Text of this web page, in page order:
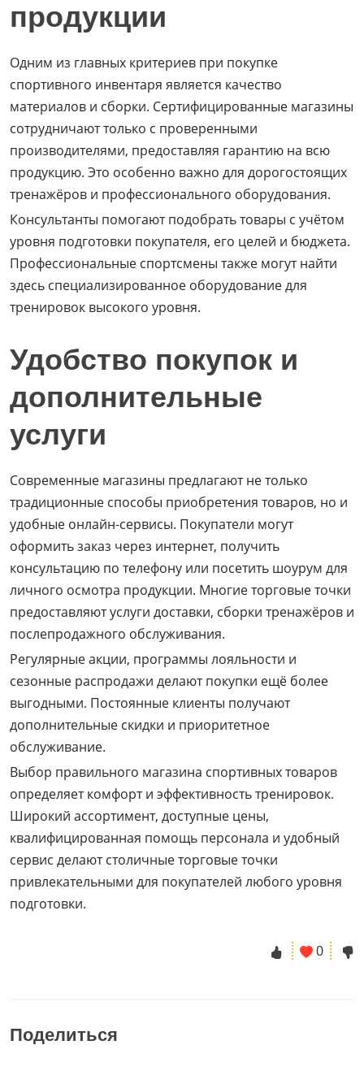
продукции
Одним из главных критериев при покупке
спортивного инвентаря является качество
материалов и сборки. Сертифицированные магазины
сотрудничают только с проверенными
производителями, предоставляя гарантию на всю
продукцию. Это особенно важно для дорогостоящих
тренажёров и профессионального оборудования.
Консультанты помогают подобрать товары с учётом
уровня подготовки покупателя, его целей и бюджета.
Профессиональные спортсмены также могут найти
здесь специализированное оборудование для
тренировок высокого уровня.
Удобство покупок и
дополнительные
услуги
Современные магазины предлагают не только
традиционные способы приобретения товаров, но и
удобные онлайн-сервисы. Покупатели могут
оформить заказ через интернет, получить
консультацию по телефону или посетить шоурум для
личного осмотра продукции. Многие торговые точки
предоставляют услуги доставки, сборки тренажёров и
послепродажного обслуживания.
Регулярные акции, программы лояльности и
сезонные распродажи делают покупки ещё более
выгодными. Постоянные клиенты получают
дополнительные скидки и приоритетное
обслуживание.
Выбор правильного магазина спортивных товаров
определяет комфорт и эффективность тренировок.
Широкий ассортимент, доступные цены,
квалифицированная помощь персонала и удобный
сервис делают столичные торговые точки
привлекательными для покупателей любого уровня
подготовки.
0
Поделиться